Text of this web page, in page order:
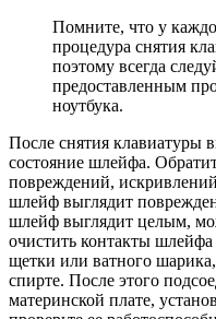
Помните, что у
процедура снятия
поэтому всегда
предоставленным
ноутбука.
После снятия клавиатуры
состояние шлейфа.
повреждений,
шлейф выглядит
шлейф выглядит целым,
очистить контакты
щетки или ватного
спирте. После этого
материнской плате,